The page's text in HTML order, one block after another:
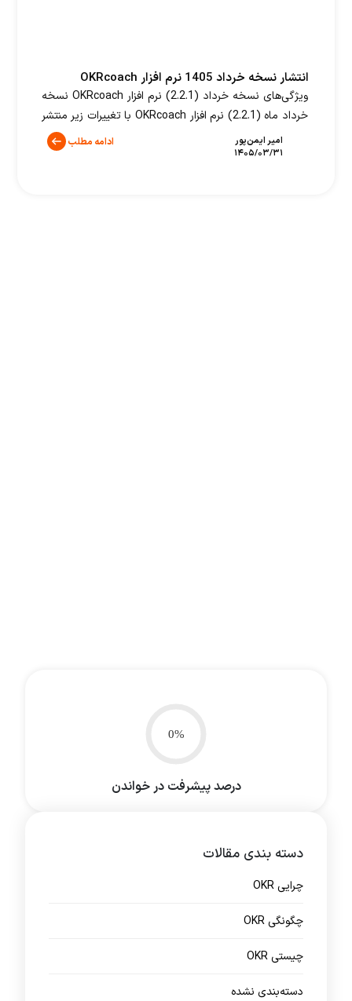
انتشار نسخه خرداد 1405 نرم افزار OKRcoach
ویژگی‌های نسخه خرداد (2.2.1) نرم افزار OKRcoach نسخه
خرداد ماه (2.2.1) نرم افزار OKRcoach با تغییرات زیر منتشر
شد. بهبودهای این نسخه عبارتند از: تغییرات عمومیادامه مطلب
امیر ایمن‌پور
۱۴۰۵/۰۳/۳۱
0%
درصد پیشرفت در خواندن
دسته بندی مقالات
چرایی OKR
چگونگی OKR
چیستی OKR
دسته‌بندی نشده